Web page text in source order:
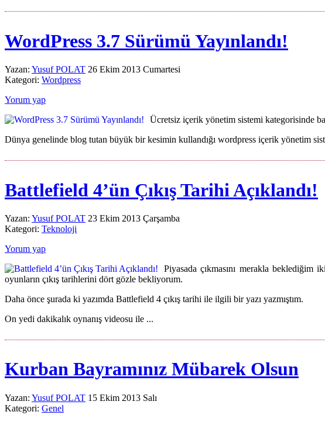
WordPress 3.7 Sürümü Yayınlandı!
Yazan: Yusuf POLAT 26 Ekim 2013 Cumartesi
Kategori: Wordpress
Yorum yap
Ücretsiz içerik yönetim sistemi kategorisinde
Dünya genelinde blog tutan büyük bir kesimin kullandığı wordpress içerik yönetim
Battlefield 4’ün Çıkış Tarihi Açıklandı!
Yazan: Yusuf POLAT 23 Ekim 2013 Çarşamba
Kategori: Teknoloji
Yorum yap
Piyasada çıkmasını merakla
oyunların çıkış tarihlerini dört gözle bekliyorum.
Daha önce şurada ki yazımda Battlefield 4 çıkış tarihi ile ilgili bir yazı yazmıştım.
On yedi dakikalık oynanış videosu ile ...
Kurban Bayramınız Mübarek Olsun
Yazan: Yusuf POLAT 15 Ekim 2013 Salı
Kategori: Genel